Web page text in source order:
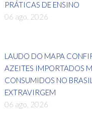
PRÁTICAS DE ENSINO
06 ago, 2026
LAUDO DO MAPA
AZEITES IMPORTADOS
CONSUMIDOS NO
EXTRAVIRGEM
06 ago, 2026